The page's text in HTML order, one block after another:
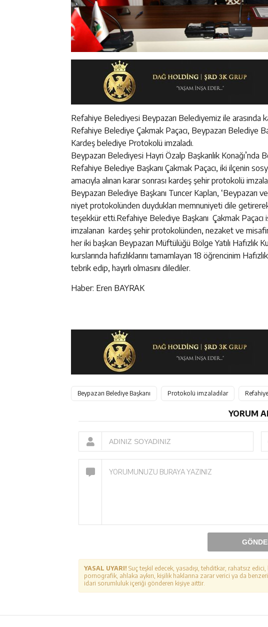
Refahiye Belediyesi Beypazarı Belediyemiz ile arasında
Refahiye Belediye Çakmak Paçacı, Beypazarı Belediye
Kardeş belediye Protokolü imzaladı.
Beypazarı Belediyesi Hayri Özalp Başkanlık Konağı’nda
Refahiye Belediye Başkanı Çakmak Paçacı, iki ilçenin
amacıyla alınan karar sonrası kardeş şehir protokolü
Beypazarı Belediye Başkanı Tuncer Kaplan, ‘Beypazarı
niyet protokolünden duydukları memnuniyeti dile
teşekkür etti.Refahiye Belediye Başkanı Çakmak Paçacı
imzalanan kardeş şehir protokolünden, nezaket ve
her iki başkan Beypazarı Müftülüğü Bölge Yatılı Hafızlık
kurslarında hafızlıklarını tamamlayan 18 öğrencinim
tebrik edip, hayırlı olmasını dilediler.
Haber: Eren BAYRAK
Beypazarı Belediye Başkanı Protokolü imzaladılar Refahiye
YORUM
YASAL UYARI! Suç teşkil edecek, yasadışı, tehditkar, rahatsız
pornografik, ahlaka aykırı, kişilik haklarına zarar verici ya da
idari sorumluluk içeriği gönderen kişiye aittir.